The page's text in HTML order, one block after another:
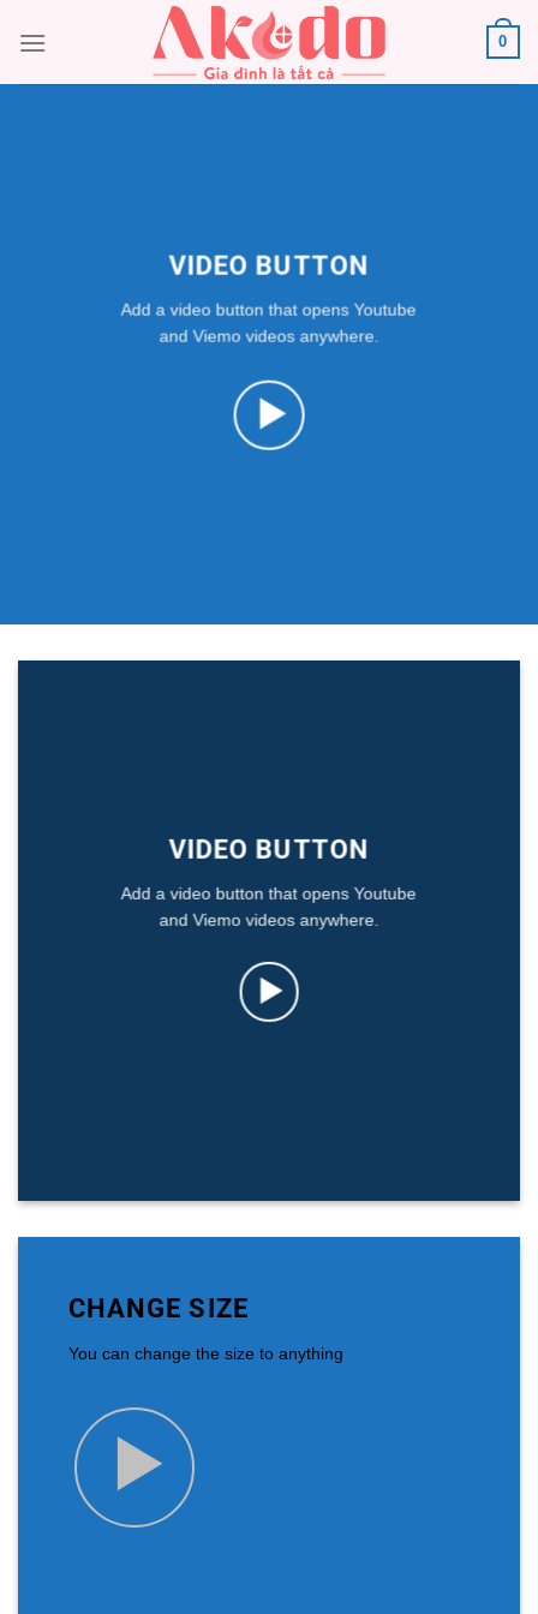
đến
0
VIDEO BUTTON
Add a video button that opens Youtube
and Viemo videos anywhere.
VIDEO BUTTON
Add a video button that opens Youtube
and Viemo videos anywhere.
CHANGE SIZE
You can change the size to anything